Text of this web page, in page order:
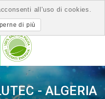
- ALGERIA
all'uso di cookies.
di più